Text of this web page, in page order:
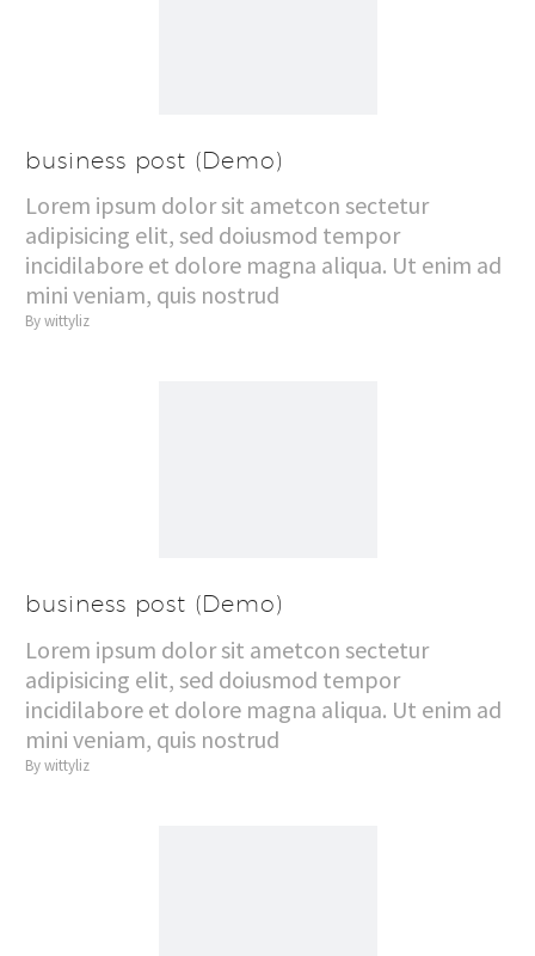
business post (Demo)
Lorem ipsum dolor sit ametcon sectetur
adipisicing elit, sed doiusmod tempor
incidilabore et dolore magna aliqua. Ut enim ad
mini veniam, quis nostrud
By wittyliz
business post (Demo)
Lorem ipsum dolor sit ametcon sectetur
adipisicing elit, sed doiusmod tempor
incidilabore et dolore magna aliqua. Ut enim ad
mini veniam, quis nostrud
By wittyliz